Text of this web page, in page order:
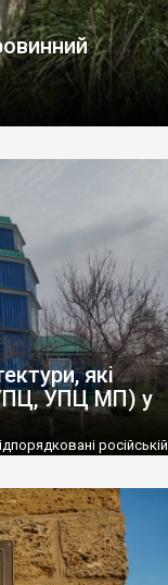
які
УПЦ МП) у
російській
на офіційному
матеріал рік
Софіївська, м 1780
м кін 18 ст. 3
[…]